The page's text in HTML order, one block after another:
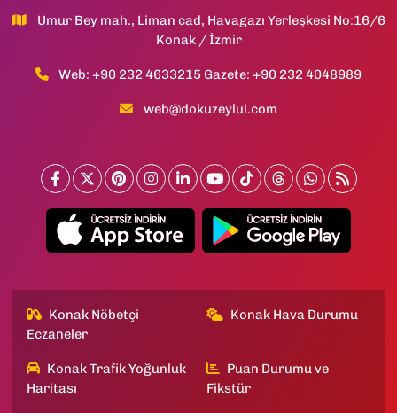
Umur Bey mah., Liman cad, Havagazı Yerleşkesi No:16/6
Konak / İzmir
Web: +90 232 4633215 Gazete: +90 232 4048989
web@dokuzeylul.com
Konak Nöbetçi
Eczaneler
Konak Hava Durumu
Konak Trafik Yoğunluk
Haritası
Puan Durumu ve
Fikstür